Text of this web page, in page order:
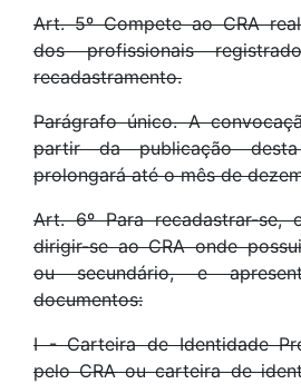
Art. 5º Compete ao CRA
dos profissionais
recadastramento.
Parágrafo único. A
partir da publicação
prolongará até o mês de
Art. 6º Para recadastrar-se,
dirigir-se ao CRA onde
ou secundário, e
documentos:
I - Carteira de Identidade
pelo CRA ou carteira de